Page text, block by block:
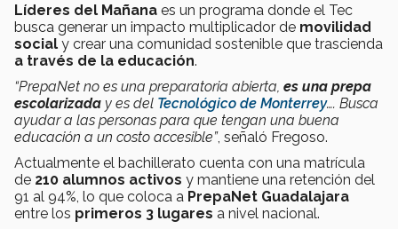
Líderes del Mañana es un programa donde el Tec
busca generar un impacto multiplicador de movilidad
social y crear una comunidad sostenible que trascienda
a través de la educación.
“PrepaNet no es una preparatoria abierta, es una prepa
escolarizada y es del Tecnológico de Monterrey…. Busca
ayudar a las personas para que tengan una buena
educación a un costo accesible”, señaló Fregoso.
Actualmente el bachillerato cuenta con una matrícula
de 210 alumnos activos y mantiene una retención del
91 al 94%, lo que coloca a PrepaNet Guadalajara
entre los primeros 3 lugares a nivel nacional.